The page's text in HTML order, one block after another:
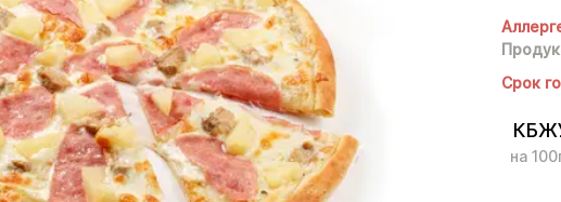
Срок
на